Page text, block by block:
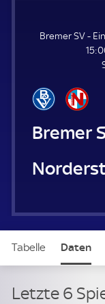
Bremer SV -
Bremer
Tabelle Daten
Letzte 6